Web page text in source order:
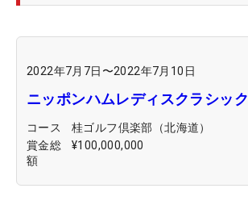
2022年7月7日 〜2022年7月10日
ニッポンハムレディスクラシック
コース
桂ゴルフ倶楽部（北海道）
賞金総
額
¥100,000,000